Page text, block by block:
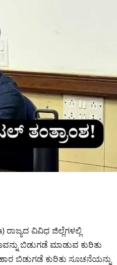
ವಿವಿಧ ಜಿಲ್ಲೆಗಳಲ್ಲಿ
ಬಿಡುಗಡೆ ಮಾಡುವ ಕುರಿತು
ಬಿಡುಗಡೆ ಕುರಿತು ಸೂಚನೆಯನ್ನು